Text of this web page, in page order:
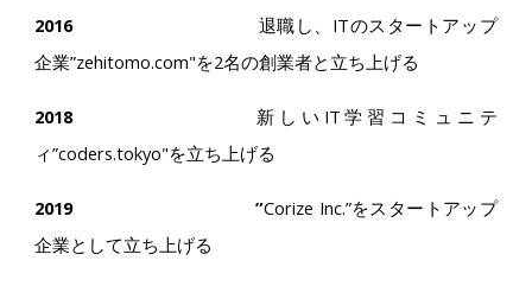
2016
退職し、ITのスタートアップ
企業”zehitomo.com"を2名の創業者と立ち上げる
2018 新しいIT学習コミュニテ
ィ”coders.tokyo"を立ち上げる
2019 ”Corize Inc.”をスタートアップ
企業として立ち上げる